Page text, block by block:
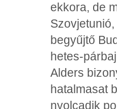
ekkora, de
begyűjtő
hetes-
Alders
hatalmasat
nyolcadik